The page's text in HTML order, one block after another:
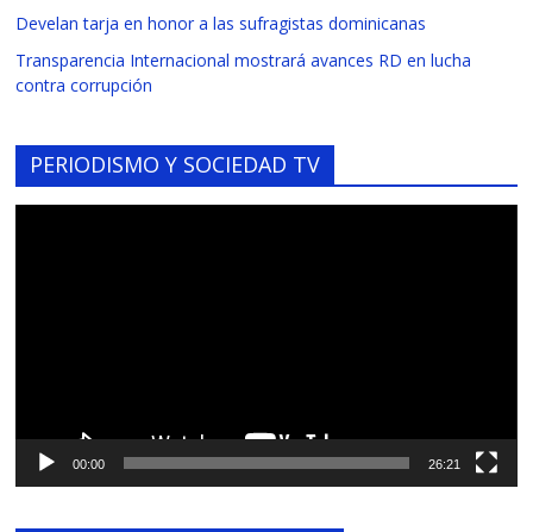
Develan tarja en honor a las sufragistas dominicanas
Transparencia Internacional mostrará avances RD en lucha
contra corrupción
PERIODISMO Y SOCIEDAD TV
00:00 26:21